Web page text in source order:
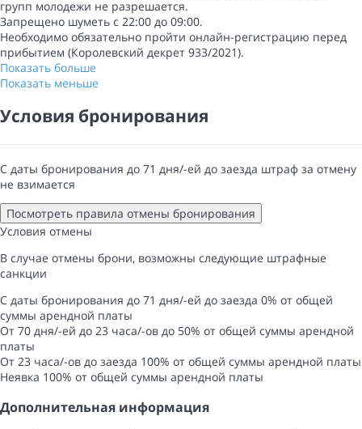
групп молодежи не разрешается.
Запрещено шуметь с 22:00 до 09:00.
Необходимо обязательно пройти онлайн-регистрацию перед
прибытием (Королевский декрет 933/2021).
Показать больше
Показать меньше
Условия бронирования
С даты бронирования до 71 дня/-ей до заезда штраф за отмену
не взимается
Посмотреть правила отмены бронирования
Условия отмены
В случае отмены брони, возможны следующие штрафные
санкции
С даты бронирования до 71 дня/-ей до заезда 0% от общей
суммы арендной платы
От 70 дня/-ей до 23 часа/-ов до 50% от общей суммы арендной
платы
От 23 часа/-ов до заезда 100% от общей суммы арендной платы
Неявка 100% от общей суммы арендной платы
Дополнительная информация